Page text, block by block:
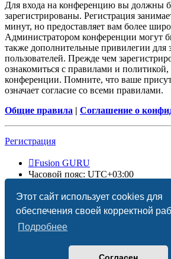
Этот сайт использует cookies для
обеспечения своей корректной
Подробнее
Для входа на конференцию вы должны
зарегистрированы. Регистрация
минут, но предоставляет вам более
Администратором конференции могут
также дополнительные привилегии для
пользователей. Прежде чем
ознакомиться с правилами и
конференции. Помните, что ваше
означает согласие со всеми правилами.
Общие правила | Соглашение о
Регистрация
Fusion GURU
Часовой пояс: UTC+03:00
Создано на основеphpBB® Forum